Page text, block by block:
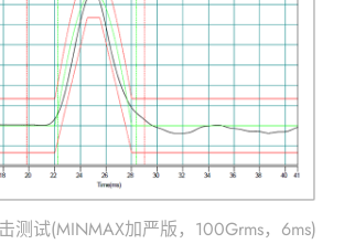
测试(MINMAX加严版，100Grms，6ms)